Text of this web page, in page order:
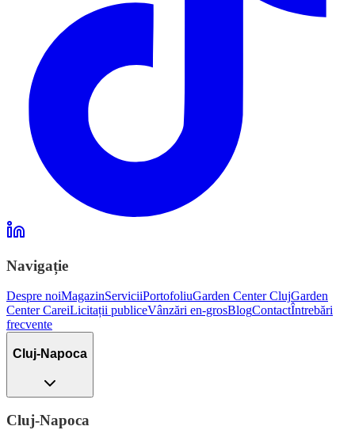
Navigație
Despre noiMagazinServiciiPortofoliuGarden Center ClujGarden
Center CareiLicitații publiceVânzări en-grosBlogContactÎntrebări
frecvente
Cluj-Napoca
Cluj-Napoca